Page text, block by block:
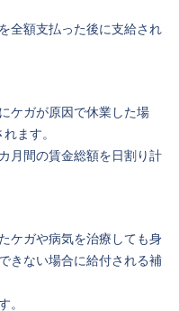
全額支払った後に支給され
ケガが原因で休業した場
ます。
月間の賃金総額を日割り計
ケガや病気を治療しても身
きない場合に給付される補
。